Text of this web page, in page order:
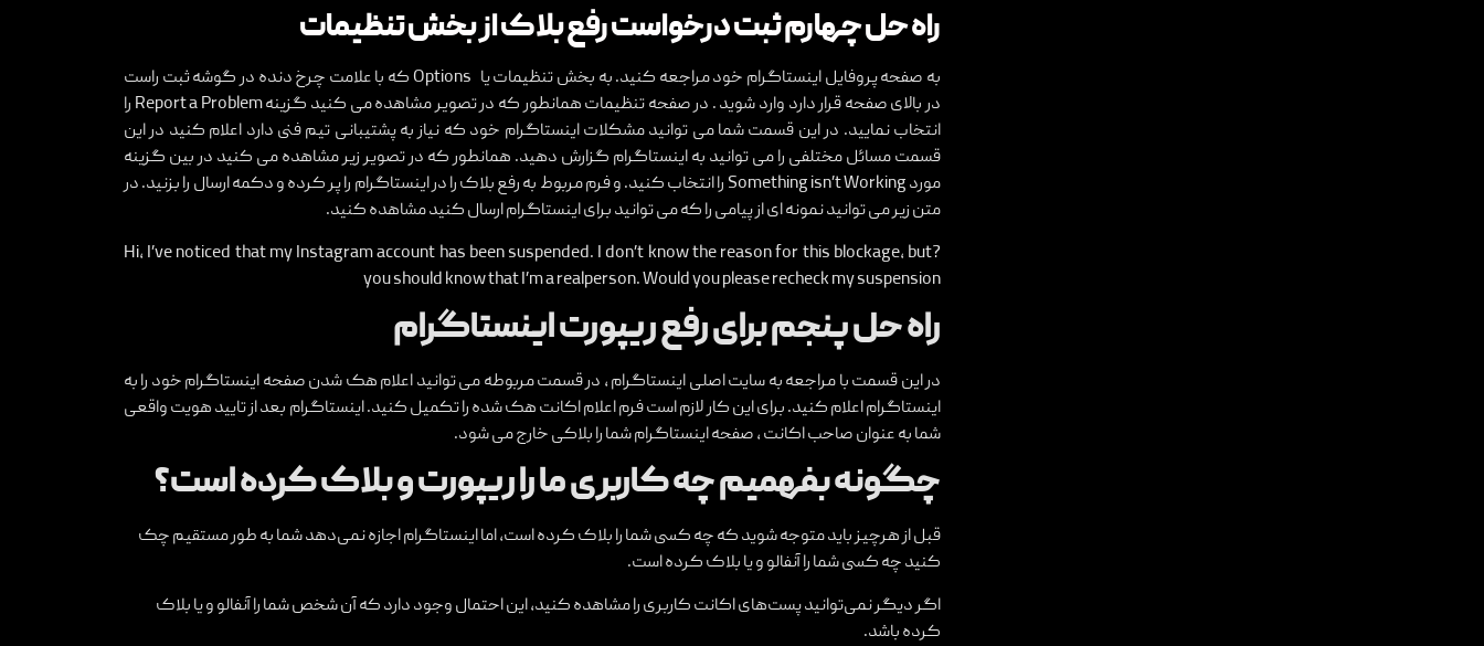
راه حل چهارم ثبت درخواست رفع بلاک از بخش تنظیمات
به صفحه پروفایل اینستاگرام خود مراجعه کنید. به بخش تنظیمات یا Options که با علامت چرخ دنده در گوشه ثبت راست
در بالای صفحه قرار دارد وارد شوید . در صفحه تنظیمات همانطور که در تصویر مشاهده می کنید گزینه Report a Problem را
انتخاب نمایید. در این قسمت شما می توانید مشکلات اینستاگرام خود که نیاز به پشتیبانی تیم فنی دارد اعلام کنید در این
قسمت مسائل مختلفی را می توانید به اینستاگرام گزارش دهید. همانطور که در تصویر زیر مشاهده می کنید در بین گزینه
مورد Something isn’t Working را انتخاب کنید. و فرم مربوط به رفع بلاک را در اینستاگرام را پر کرده و دکمه ارسال را بزنید. در
متن زیر می توانید نمونه ای از پیامی را که می توانید برای اینستاگرام ارسال کنید مشاهده کنید.
?Hi, I’ve noticed that my Instagram account has been suspended. I don’t know the reason for this blockage, but
you should know that I’m a realperson. Would you please recheck my suspension
راه حل پنجم برای رفع ریپورت اینستاگرام
در این قسمت با مراجعه به سایت اصلی اینستاگرام ، در قسمت مربوطه می توانید اعلام هک شدن صفحه اینستاگرام خود را به
اینستاگرام اعلام کنید. برای این کار لازم است فرم اعلام اکانت هک شده را تکمیل کنید. اینستاگرام بعد از تایید هویت واقعی
شما به عنوان صاحب اکانت ، صفحه اینستاگرام شما را بلاکی خارج می شود.
چگونه بفهمیم چه کاربری ما را ریپورت و بلاک کرده است؟
قبل از هرچیز باید متوجه شوید که چه کسی شما را بلاک کرده است، اما اینستاگرام اجازه نمی‌دهد شما به طور مستقیم چک
کنید چه کسی شما را آنفالو و یا بلاک کرده است.
اگر دیگر نمی‌توانید پست‌های اکانت کاربری را مشاهده کنید، این احتمال وجود دارد که آن شخص شما را آنفالو و یا بلاک
کرده باشد.